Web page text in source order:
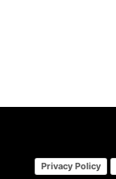
Privacy Policy